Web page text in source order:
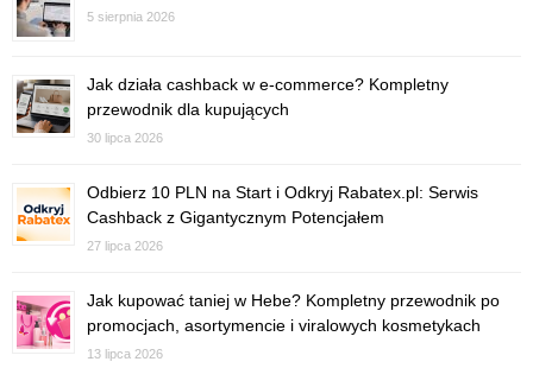
5 sierpnia 2026
Jak działa cashback w e-commerce? Kompletny
przewodnik dla kupujących
30 lipca 2026
Odbierz 10 PLN na Start i Odkryj Rabatex.pl: Serwis
Cashback z Gigantycznym Potencjałem
27 lipca 2026
Jak kupować taniej w Hebe? Kompletny przewodnik po
promocjach, asortymencie i viralowych kosmetykach
13 lipca 2026